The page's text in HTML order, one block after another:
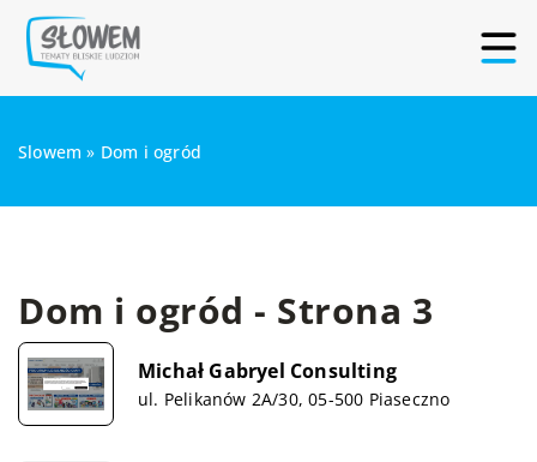
Slowem » Dom i ogród
Dom i ogród - Strona 3
Michał Gabryel Consulting
ul. Pelikanów 2A/30, 05-500 Piaseczno